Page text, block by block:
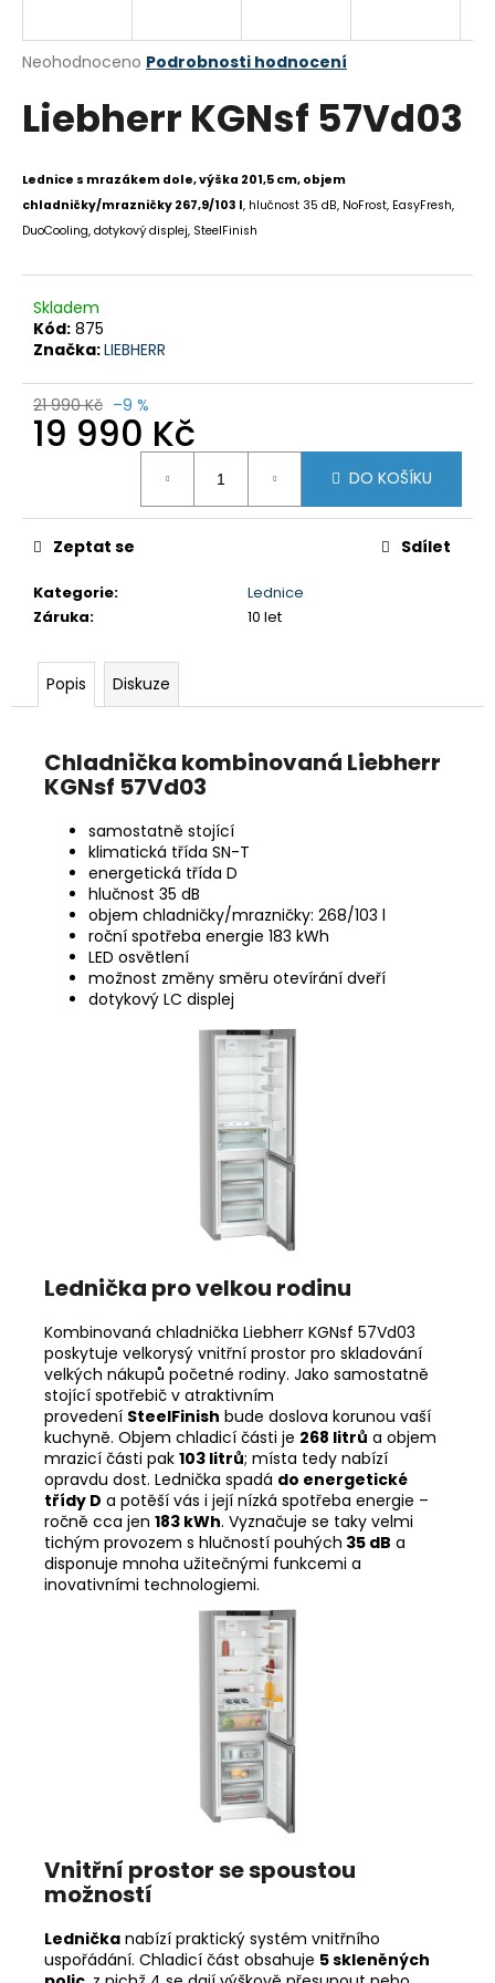
Průměrné
produktu
je
5
hvězdiček.
Neohodnoceno Podrobnosti hodnocení
Liebherr KGNsf 57Vd03
Lednice s mrazákem dole, výška 201,5 cm, objem
chladničky/mrazničky 267,9/103 l, hlučnost 35 dB, NoFrost, EasyFresh,
DuoCooling, dotykový displej, SteelFinish
Skladem
Kód: 875
Značka:LIEBHERR
21 990 Kč –9 %
19 990 Kč
DO KOŠÍKU
Kategorie:
Lednice
Záruka: 10 let
Zeptat se Sdílet
Popis Diskuze
Chladnička kombinovaná Liebherr
KGNsf 57Vd03
samostatně stojící
klimatická třída SN-T
energetická třída D
hlučnost 35 dB
objem chladničky/mrazničky: 268/103 l
roční spotřeba energie 183 kWh
LED osvětlení
možnost změny směru otevírání dveří
dotykový LC displej
Lednička pro velkou rodinu
Kombinovaná chladnička Liebherr KGNsf 57Vd03
poskytuje velkorysý vnitřní prostor pro skladování
velkých nákupů početné rodiny. Jako samostatně
stojící spotřebič v atraktivním
provedení SteelFinish bude doslova korunou vaší
kuchyně. Objem chladicí části je 268 litrů a objem
mrazicí části pak 103 litrů; místa tedy nabízí
opravdu dost. Lednička spadá do energetické
třídy D a potěší vás i její nízká spotřeba energie –
ročně cca jen 183 kWh. Vyznačuje se taky velmi
tichým provozem s hlučností pouhých 35 dB a
disponuje mnoha užitečnými funkcemi a
inovativními technologiemi.
Vnitřní prostor se spoustou
možností
Lednička nabízí praktický systém vnitřního
uspořádání. Chladicí část obsahuje 5 skleněných
j
t
?
D
o
p
o
u
m
e
HISENSE
55E7Q
40%
SLEVOU
Původně: